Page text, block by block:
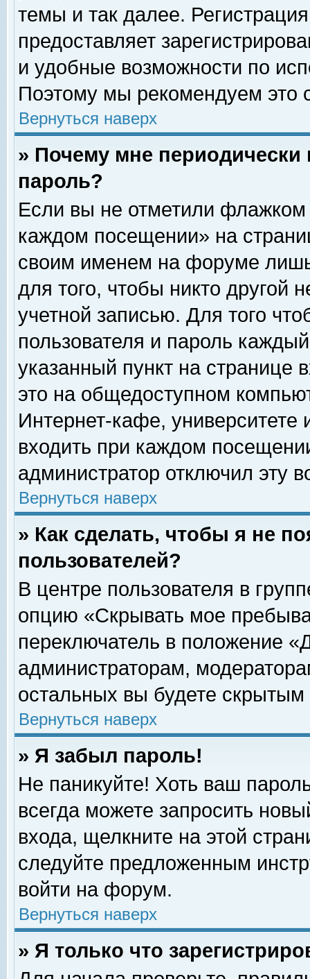
темы и так далее.
предоставляет
и удобные возможности по
Поэтому мы рекомендуем это
Вернуться наверх
» Почему мне
пароль?
Если вы не отметили флажком
каждом посещении» на
своим именем на форуме
для того, чтобы никто другой
учетной записью. Для того
пользователя и пароль
указанный пункт на
это на общедоступном
Интернет-кафе, университете
входить при каждом
администратор отключил эту
Вернуться наверх
» Как сделать, чтобы я не
пользователей?
В центре пользователя в
опцию «Скрывать мое
переключатель в положение
администраторам,
остальных вы будете скрытым
Вернуться наверх
» Я забыл пароль!
Не паникуйте! Хоть ваш
всегда можете запросить
входа, щелкните на этой
следуйте предложенным
войти на форум.
Вернуться наверх
» Я только что